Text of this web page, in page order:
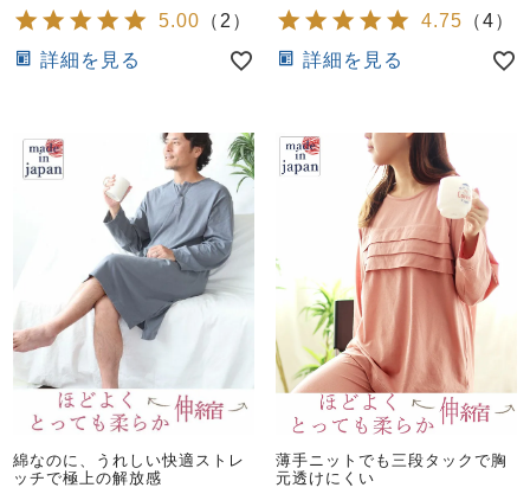
5.00 （ 2 ）
詳細を見る
4.75 （4）
詳細を見る
綿なのに、うれしい快適ストレ
ッチで極上の解放感
薄手ニットでも三段タックで胸
元透けにくい